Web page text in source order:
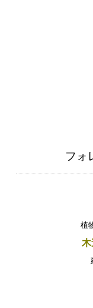
フォ
植
木